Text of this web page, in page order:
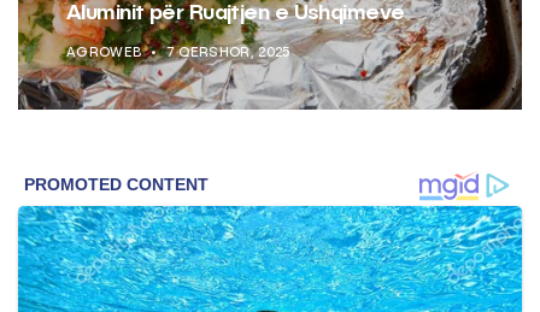
Aluminit për Ruajtjen e Ushqimeve
AGROWEB 7 QERSHOR, 2025